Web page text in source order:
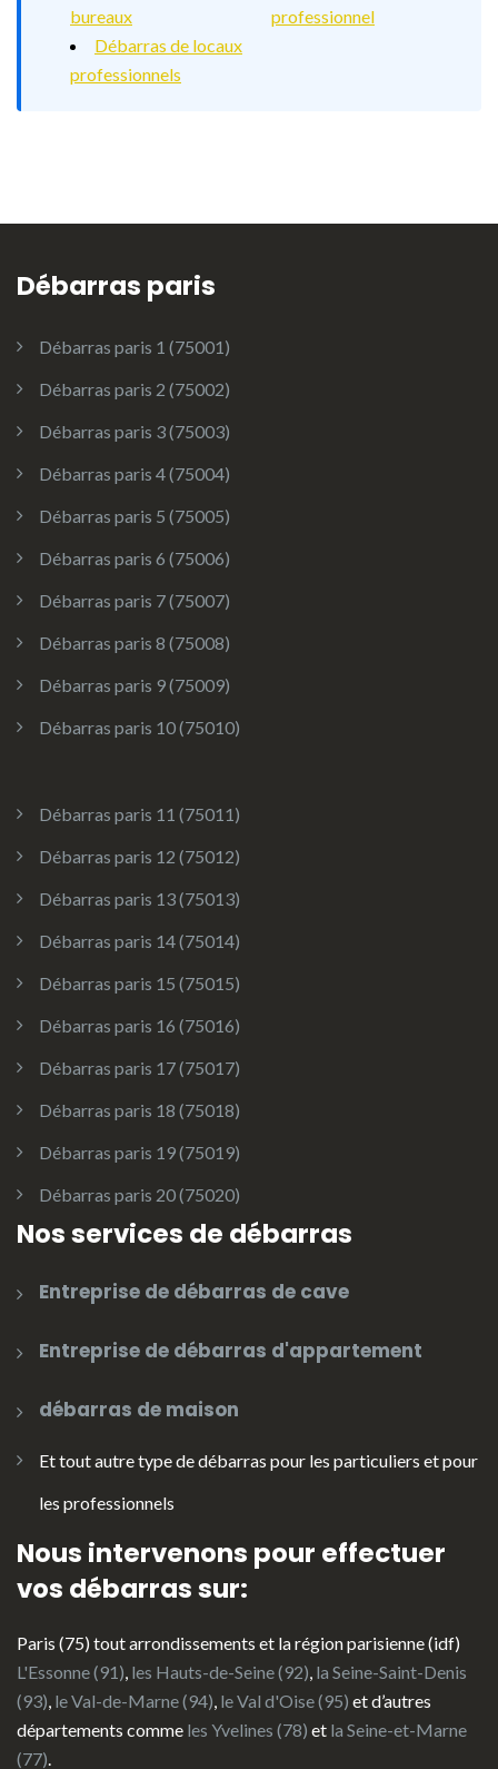
bureaux
Débarras de locaux
professionnels
professionnel
Débarras paris
Débarras paris 1 (75001)
Débarras paris 2 (75002)
Débarras paris 3 (75003)
Débarras paris 4 (75004)
Débarras paris 5 (75005)
Débarras paris 6 (75006)
Débarras paris 7 (75007)
Débarras paris 8 (75008)
Débarras paris 9 (75009)
Débarras paris 10 (75010)
Débarras paris 11 (75011)
Débarras paris 12 (75012)
Débarras paris 13 (75013)
Débarras paris 14 (75014)
Débarras paris 15 (75015)
Débarras paris 16 (75016)
Débarras paris 17 (75017)
Débarras paris 18 (75018)
Débarras paris 19 (75019)
Débarras paris 20 (75020)
Nos services de débarras
Entreprise de débarras de cave
Entreprise de débarras d'appartement
débarras de maison
Et tout autre type de débarras pour les particuliers et pour
les professionnels
Nous intervenons pour effectuer
vos débarras sur:
Paris (75) tout arrondissements et la région parisienne (idf)
L'Essonne (91) les Hauts-de-Seine (92) la Seine-Saint-Denis
(93) le Val-de-Marne (94) le Val d'Oise (95) et d’autres
départements comme les Yvelines (78) et la Seine-et-Marne
(77)